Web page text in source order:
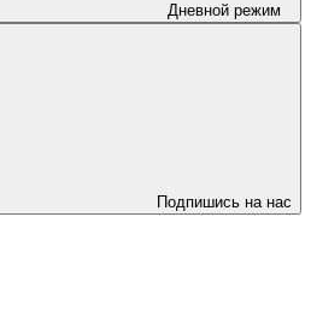
Дневной режим
Подпишись на нас